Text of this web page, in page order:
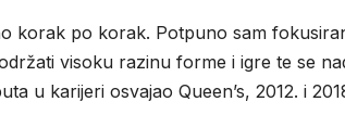
korak po korak. Potpuno sam
visoku razinu forme i igre te se
u karijeri osvajao Queen’s, 2012. i